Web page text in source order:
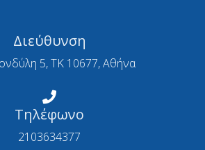
Διεύθυνση
5, ΤΚ 10677, Αθήνα
Τηλέφωνο
2103634377